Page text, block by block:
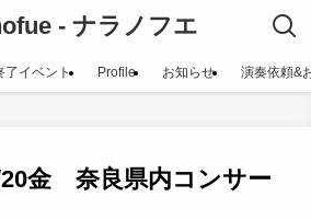
- ナラノフエ
了イベント Profile お知らせ 演奏依頼&
20金 奈良県内コンサー